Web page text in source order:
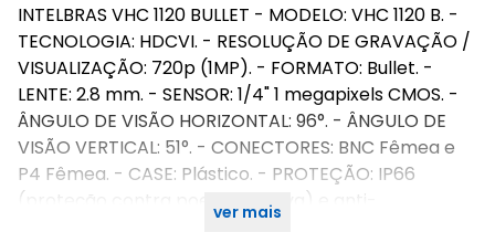
INTELBRAS VHC 1120 BULLET - MODELO: VHC 1120 B. -
TECNOLOGIA: HDCVI. - RESOLUÇÃO DE GRAVAÇÃO /
VISUALIZAÇÃO: 720p (1MP). - FORMATO: Bullet. -
LENTE: 2.8 mm. - SENSOR: 1/4" 1 megapixels CMOS. -
ÂNGULO DE VISÃO HORIZONTAL: 96°. - ÂNGULO DE
VISÃO VERTICAL: 51°. - CONECTORES: BNC Fêmea e
P4 Fêmea. - CASE: Plástico. - PROTEÇÃO: IP66
(proteção contra poeira e chuva) e anti-
ver mais